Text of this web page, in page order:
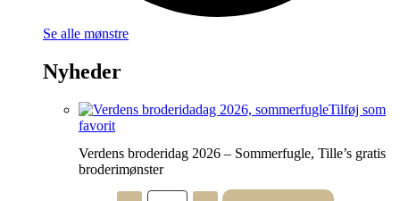
Se alle mønstre
Nyheder
Tilføj som
favorit
Verdens broderidag 2026 – Sommerfugle, Tille’s gratis
broderimønster
Verdens